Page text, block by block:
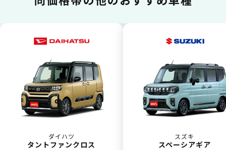
カードで支払い
普段のお買い物同様、お車の月々利用料をカ
ード払いが可能です。
ダイハツ
タントファンクロス
スズキ
スペーシアギア